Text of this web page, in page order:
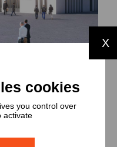
X
you control over
activate